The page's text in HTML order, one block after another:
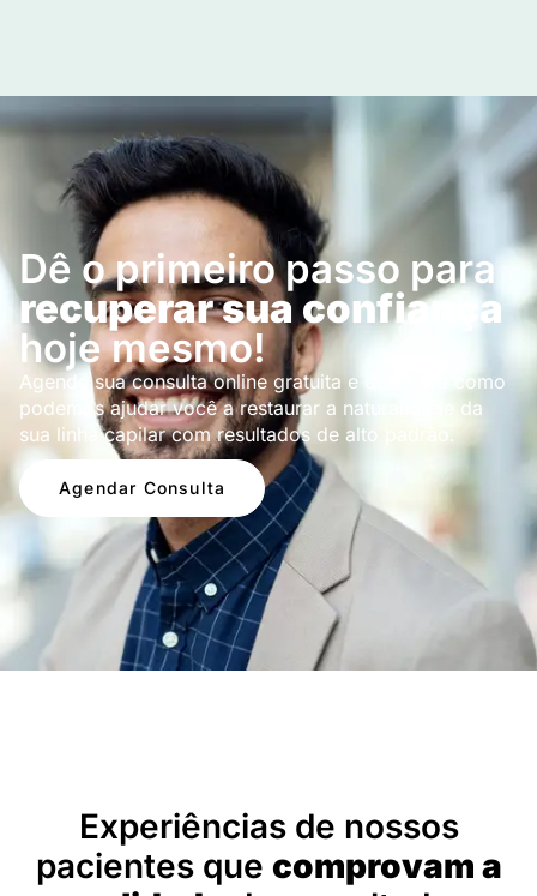
Dê o primeiro passo para
recuperar sua confiança
hoje mesmo!
Agende sua consulta online gratuita e descubra como
podemos ajudar você a restaurar a naturalidade da
sua linha capilar com resultados de alto padrão.
Agendar Consulta
Experiências de nossos
pacientes que comprovam a